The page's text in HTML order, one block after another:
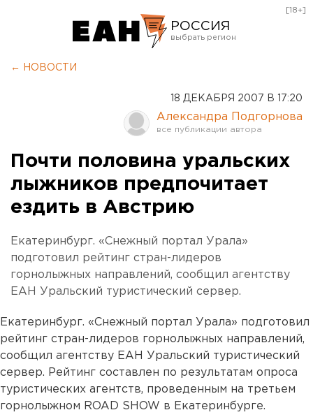
РОССИЯ
Оренбург
[18+]
← НОВОСТИ
18 ДЕКАБРЯ 2007 В 17:20
Александра Подгорнова
Почти половина уральских
лыжников предпочитает
ездить в Австрию
Екатеринбург. «Снежный портал Урала»
подготовил рейтинг стран-лидеров
горнолыжных направлений, сообщил агентству
ЕАН Уральский туристический сервер.
Екатеринбург. «Снежный портал Урала» подготовил
рейтинг стран-лидеров горнолыжных направлений,
сообщил агентству ЕАН Уральский туристический
сервер. Рейтинг составлен по результатам опроса
туристических агентств, проведенным на третьем
горнолыжном ROAD SHOW в Екатеринбурге.